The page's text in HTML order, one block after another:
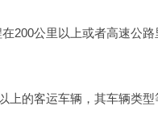
公里以上或者高速公路
的客运车辆，其车辆类型